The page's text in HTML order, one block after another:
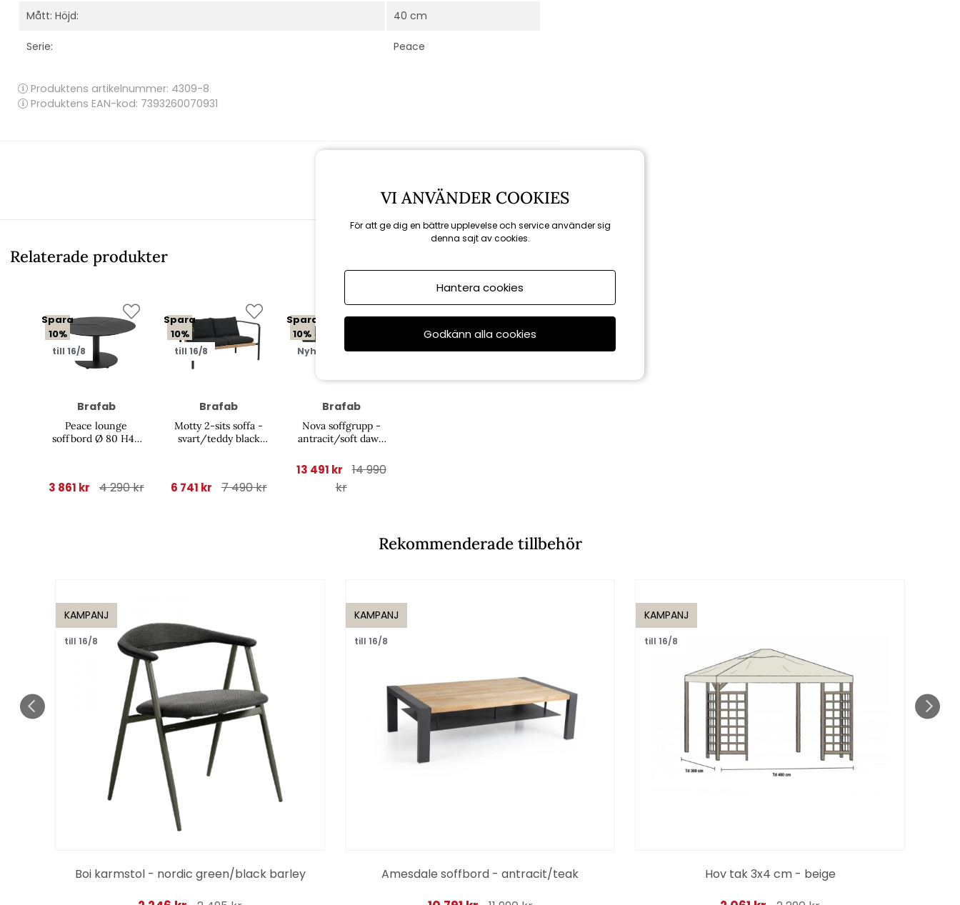
Mått: Höjd: 40 cm
Serie: Peace
Produktens artikelnummer: 4309-8
Produktens EAN-kod: 7393260070931
Relaterade produkter
Spara
10%
till 16/8
Brafab
Peace lounge
soffbord Ø 80 H46
3 861 kr 4 290 kr
Spara
10%
till 16/8
Brafab
Motty 2-sits soffa -
svart/teddy black
6 741 kr 7 490 kr
Spara
10%
Nyhet
Brafab
Nova soffgrupp -
antracit/soft dawn
13 491 kr
14 990
kr
Rekommenderade tillbehör
KAMPANJ
till 16/8
Boi karmstol - nordic green/black barley
KAMPANJ
till 16/8
Amesdale soffbord - antracit/teak
KAMPANJ
till 16/8
Hov tak 3x4 cm - beige
VI ANVÄNDER COOKIES
För att ge dig en bättre upplevelse och service använder sig
denna sajt av cookies.
Hantera cookies
Godkänn alla cookies